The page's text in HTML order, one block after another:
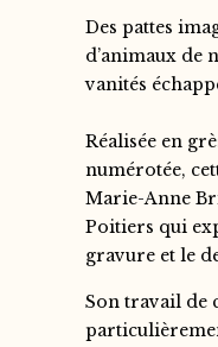
Des pattes
d’animaux de
vanités
Réalisée en
numérotée,
Marie-Anne
Poitiers qui
gravure et le
Son travail de